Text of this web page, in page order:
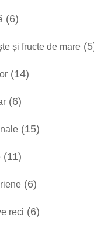
(6)
și fructe de mare
(14)
(6)
(15)
(11)
(6)
reci (6)